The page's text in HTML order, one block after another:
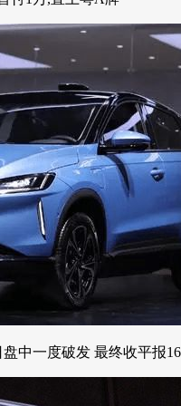
中一度破发 最终收平报